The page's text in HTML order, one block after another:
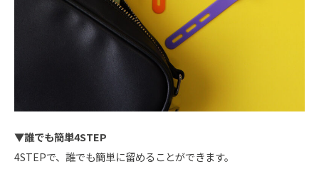
▼誰でも簡単4STEP
4STEPで、誰でも簡単に留めることができます。